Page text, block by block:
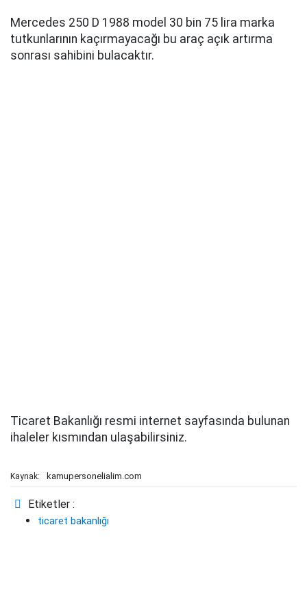
Mercedes 250 D 1988 model 30 bin 75 lira marka
tutkunlarının kaçırmayacağı bu araç açık artırma
sonrası sahibini bulacaktır.
Ticaret Bakanlığı resmi internet sayfasında bulunan
ihaleler kısmından ulaşabilirsiniz.
Kaynak: kamupersonelialim.com
Etiketler :
ticaret bakanlığı